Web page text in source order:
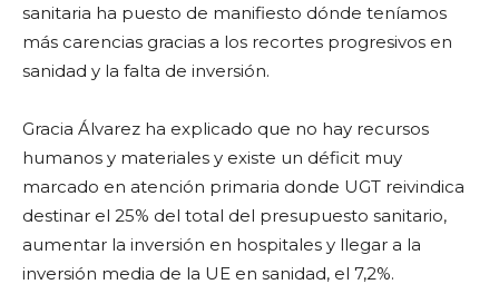
sanitaria ha puesto de manifiesto dónde teníamos
más carencias gracias a los recortes progresivos en
sanidad y la falta de inversión.
Gracia Álvarez ha explicado que no hay recursos
humanos y materiales y existe un déficit muy
marcado en atención primaria donde UGT reivindica
destinar el 25% del total del presupuesto sanitario,
aumentar la inversión en hospitales y llegar a la
inversión media de la UE en sanidad, el 7,2%.